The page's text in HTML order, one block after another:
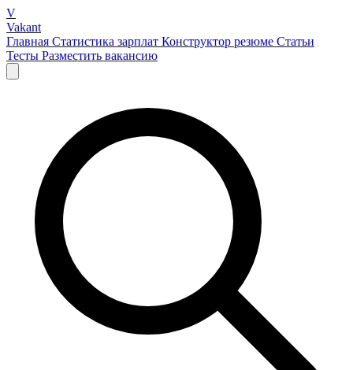
V
Vakant
Главная Статистика зарплат Конструктор резюме Статьи
Тесты Разместить вакансию